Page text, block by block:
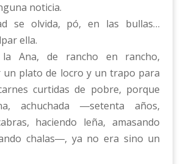
noticia.
se olvida, pó, en las bullas…
ella.
Ana, de rancho en rancho,
un plato de locro y un trapo para
curtidas de pobre, porque
achuchada ―setenta años,
haciendo leña, amasando
chalas―, ya no era sino un